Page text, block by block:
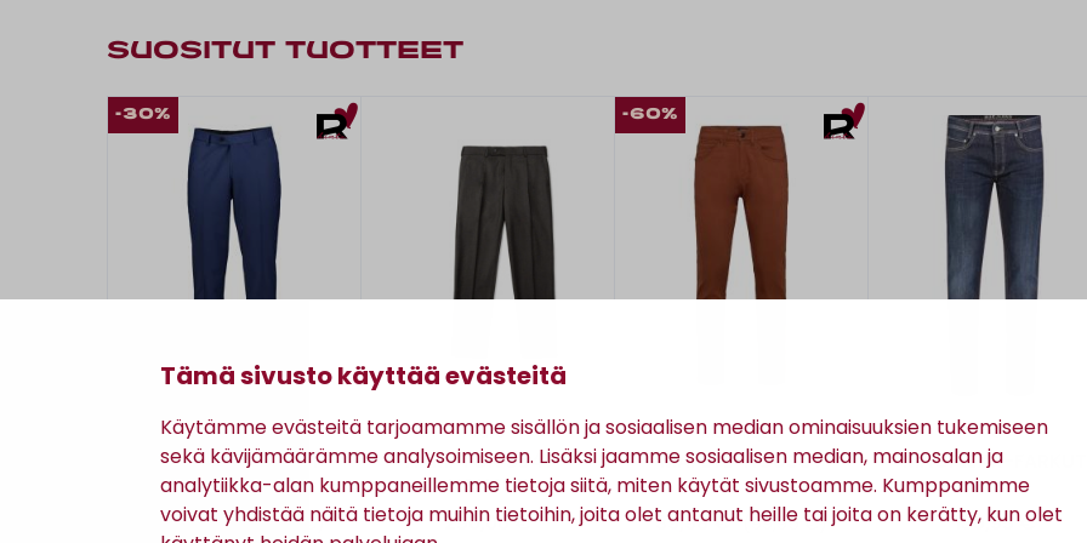
Tämä sivusto käyttää evästeitä
Käytämme evästeitä tarjoamamme sisällön ja sosiaalisen median ominaisuuksien tukemiseen
sekä kävijämäärämme analysoimiseen. Lisäksi jaamme sosiaalisen median, mainosalan ja
analytiikka-alan kumppaneillemme tietoja siitä, miten käytät sivustoamme. Kumppanimme
voivat yhdistää näitä tietoja muihin tietoihin, joita olet antanut heille tai joita on kerätty, kun olet
SUOSITUT TUOTTEET
-30%
Turo
ELMER 3280 SLIM FIT -
PUVUNHOUSUT
112,00 €
(160,00 €)
Turo
HAMPTON 5547 -
HOUSUT
250,00 €
-60%
Matinique
MAPETE-HOUSUT
39,98 € (99,95 €)
Mac
MACFLEXX-FARKUT
139,95 €